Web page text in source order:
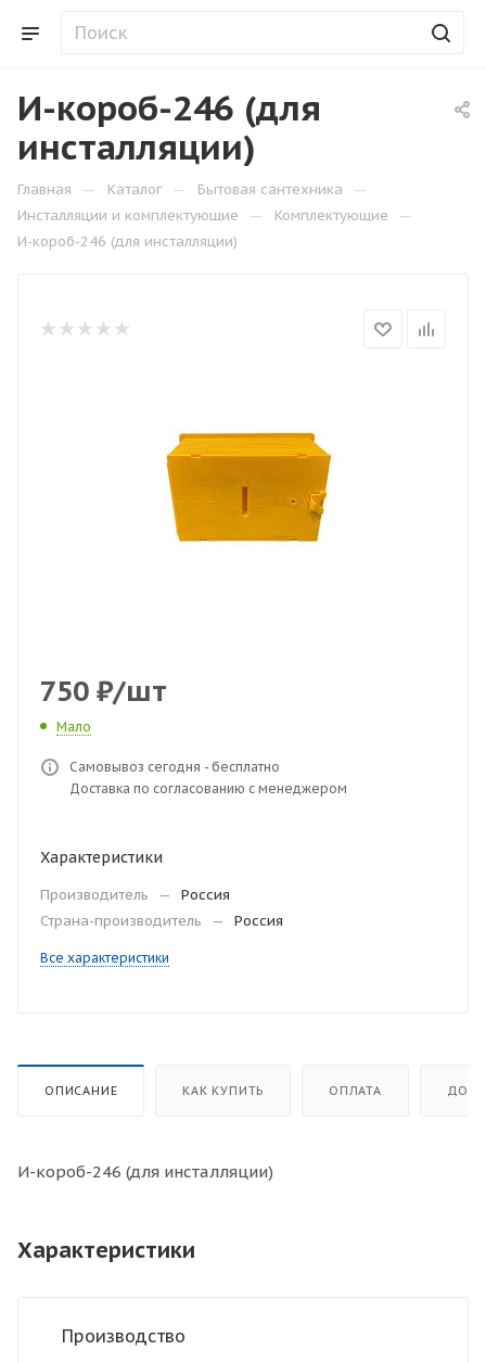
И-короб-246 (для
инсталляции)
Главная — Каталог — Бытовая сантехника —
Инсталляции и комплектующие — Комплектующие —
И-короб-246 (для инсталляции)
750 ₽/шт
Мало
Самовывоз сегодня - бесплатно
Доставка по согласованию с менеджером
Характеристики
Производитель —
Россия
Страна-производитель
— Россия
Все характеристики
ОПИСАНИЕ КАК КУПИТЬ ОПЛАТА
И-короб-246 (для инсталляции)
Характеристики
Производство